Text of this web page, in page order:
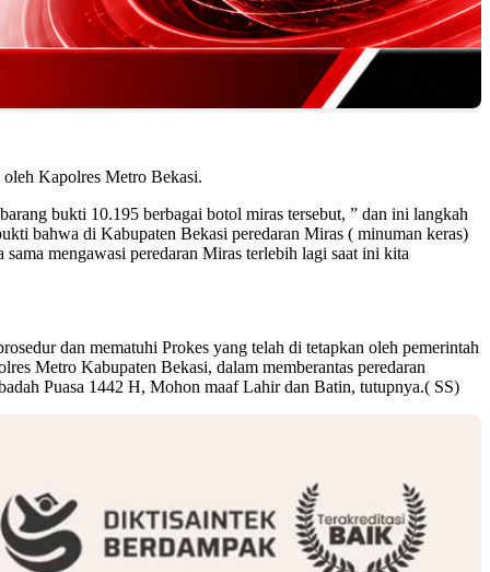
Kapolres Metro Bekasi.
bukti 10.195 berbagai botol miras tersebut, ” dan ini langkah
bahwa di Kabupaten Bekasi peredaran Miras ( minuman keras)
mengawasi peredaran Miras terlebih lagi saat ini kita
dan mematuhi Prokes yang telah di tetapkan oleh pemerintah
Metro Kabupaten Bekasi, dalam memberantas peredaran
Puasa 1442 H, Mohon maaf Lahir dan Batin, tutupnya.( SS)